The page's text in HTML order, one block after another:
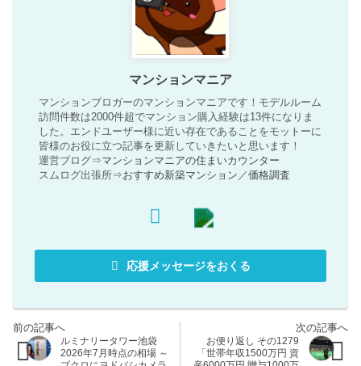
マンションマニア
マンションブロガーのマンションマニアです！モデルルーム
訪問件数は2000件超でマンション購入経験は13件になりま
した。エンドユーザー様に近い存在であることをモットーに
皆様のお役に立つ記事を更新していきたいと思います！
運営ブログ⇒マンションマニアの住まいカウンター
スムログ出張所⇒おすすめ新築マンション ／価格調査
応援メッセージをおくる
ルミナリータワー池袋
2026年7月時点の相場 ～
お便り返し その1279
「世帯年収1500万円 資